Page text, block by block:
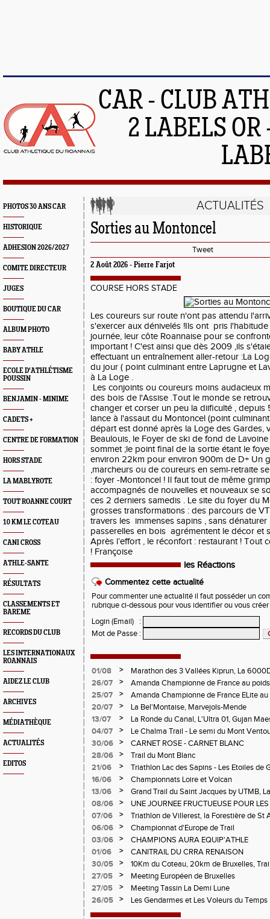
CAR - CLUB
2 LABELS
PHOTOS 30 ANS CAR
HISTORIQUE
ADHESION 2026/2027
COMITE DIRECTEUR
JUGES
BOUTIQUE DU CAR
ALBUM PHOTO
BABY ATHLE
ECOLE D'ATHLÉTISME
POUSSIN
BENJAMIN - MINIME
CADETS +
CENTRE DE FORMATION
HORS STADE
LA MABLYROTE
TOUT ROANNE COURT
10 KM LE COTEAU
CANI CROSS
ATHLE-SANTE
RÉSULTATS
CLASSEMENTS ET
BAREME
RECORDS DU CLUB
LES INTERNATIONAUX
ROANNAIS
AIDEZ LE CLUB
ARCHIVES
MÉDIATHÈQUE
ACTUALITÉS
EDITOS
ACTUALITÉS
Sorties au Montoncel
Tweet
2 Août 2026 - Pierre Farjot
COURSE HORS STADE
Les coureurs sur route n'ont pas attendu
s'exercer aux dénivelés !Ils ont pris
journée, leur côte Roannaise pour se
important ! C'est ainsi que dès 2009 ,ils
effectuant un entraînement aller-retour :La
du jour ( point culminant entre Laprugne et
à La
Les conjoints ou coureurs moins audacieux
des bois de l'Assise .Tout le monde se
changer et corser un peu la diificulté , depuis
lance à l'assaut du Montoncel (point
départ est donné après la Loge des Gardes,
Beaulouis, le Foyer de ski de fond de
sommet ;le point final de la sortie étant le
environ 22km pour environ 900m de D+ Un
,marcheurs ou de coureurs en semi-retraite
: foyer -Montoncel ! Il faut tout de même
accompagnés de nouvelles et nouveaux se
ces 2 derniers samedis . Le site du foyer du
grosses transformations : des parcours de
travers les immenses sapins , sans
passerelles en bois agrémentent le décor et
Après l’effort , le réconfort : restaurant ! Tout
! Françoise
les Réactions
Commentez cette actualité
Pour commenter une actualité il faut posséder un
rubrique ci-dessous pour vous identifier ou vous
Login (Email)
:
Mot de Passe :
01/08 >
Marathon des 3 Vallées Kiprun, La
Verticale d'Orcières, St Augustin
26/07 >
Amanda Championne de France au poids
25/07
>
Amanda Championne de France ELite
20/07
>
La Bel'Montaise, Marvejols-Mende
13/07
>
La Ronde du Canal, L'Ultra 01, Gujan
04/07
>
Le Chalma Trail - Le semi du Mont
Cublize - Les Passerelles de Monteynard
Pralognon La Vanoise
30/06 >
CARNET ROSE - CARNET BLANC
28/06
>
Trail du Mont Blanc
21/06
>
Triathlon Lac des Sapins - Les Etoiles de
16/06
>
Championnats Loire et Volcan
13/06
>
Grand Trail du Saint Jacques by UTMB,
d'Andrézieux-Bouthéon
08/06 >
UNE JOURNEE FRUCTUEUSE POUR
CHAMPIONNATS DE LA LOIRE A
07/06 >
Triathlon de Villerest, la Forestière de St
Circuit de la Sure, Tour du Pays Roannais
06/06 >
Championnat d'Europe de Trail
03/06
>
CHAMPIONS AURA EQUIP'ATHLE
01/06
>
CANITRAIL DU CRRA RENAISON
30/05
>
10Km du Coteau, 20km de Bruxelles,
Pilatrail
27/05 >
Meeting Européen de Bruxelles
27/05
>
Meeting Tassin La Demi Lune
26/05
> Les Gendarmes et Les Voleurs du Temps